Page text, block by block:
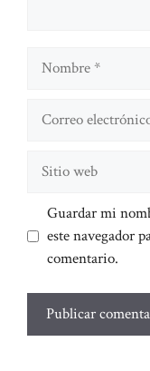
Nombre
Guardar mi
este navegador
comentario.